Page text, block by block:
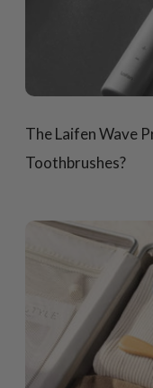
The Laifen Wave
Toothbrushes?